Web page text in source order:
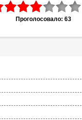
Проголосовало: 63